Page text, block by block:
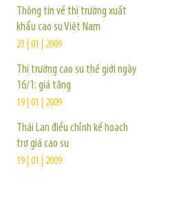
Thông tin về thị trường xuất
khẩu cao su Việt Nam
21 | 01 | 2009
Thị trường cao su thế giới ngày
16/1: giá tăng
19 | 01 | 2009
Thái Lan điều chỉnh kế hoạch
trợ giá cao su
19 | 01 | 2009